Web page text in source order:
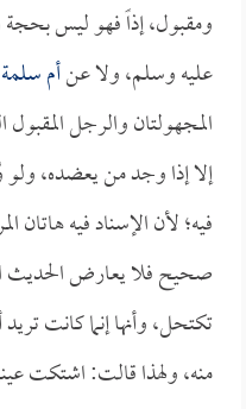
ومقبول، إذاً فهو ليس
عليه وسلم، ولا عنأم سلمة
المجهولتان والرجل المقبول
إلا إذا وجد من يعضده،
فيه؛ لأن الإسناد فيه هاتان
صحيح فلا يعارض الحديث
تكتحل، وأنها إنما كانت
منه، ولهذا قالت: اشتكت